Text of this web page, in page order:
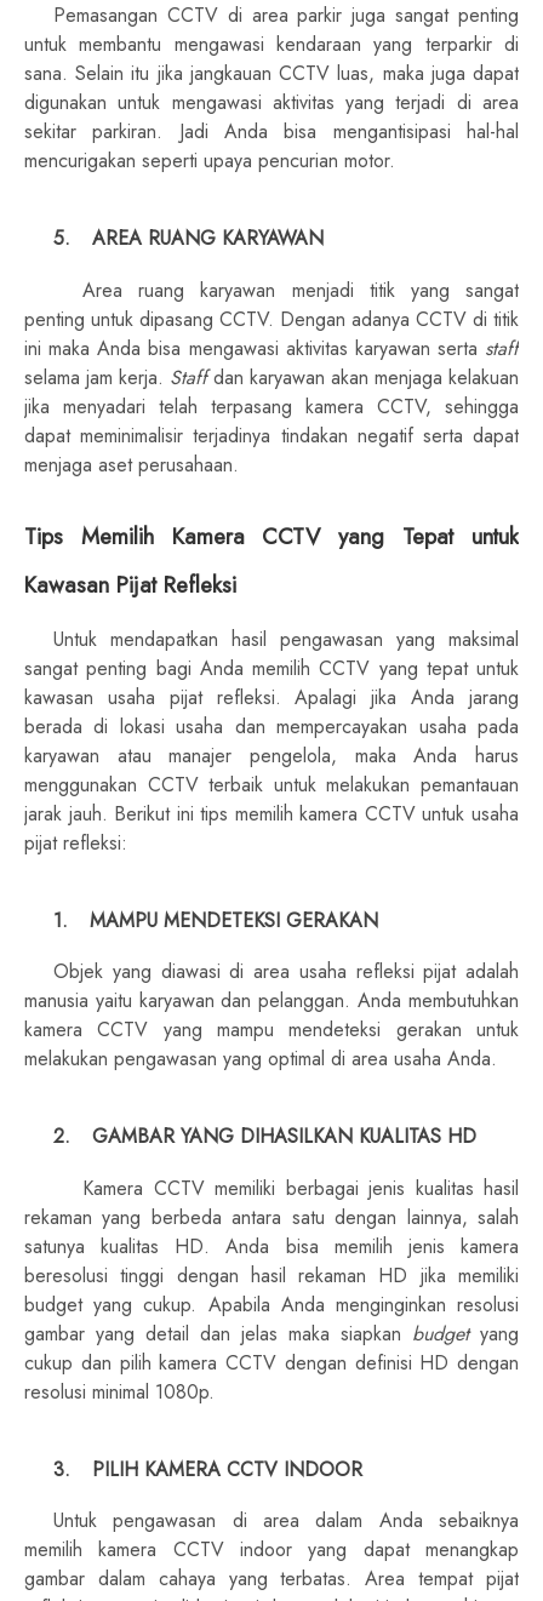
Pemasangan CCTV di area parkir juga sangat penting
untuk membantu mengawasi kendaraan yang terparkir di
sana. Selain itu jika jangkauan CCTV luas, maka juga dapat
digunakan untuk mengawasi aktivitas yang terjadi di area
sekitar parkiran. Jadi Anda bisa mengantisipasi hal-hal
mencurigakan seperti upaya pencurian motor.
5.
AREA RUANG KARYAWAN
Area ruang karyawan menjadi titik yang sangat
penting untuk dipasang CCTV. Dengan adanya CCTV di titik
ini maka Anda bisa mengawasi aktivitas karyawan serta staff
selama jam kerja. Staffdan karyawan akan menjaga kelakuan
jika menyadari telah terpasang kamera CCTV, sehingga
dapat meminimalisir terjadinya tindakan negatif serta dapat
menjaga aset perusahaan.
Tips Memilih Kamera CCTV yang Tepat untuk
Kawasan Pijat Refleksi
Untuk mendapatkan hasil pengawasan yang maksimal
sangat penting bagi Anda memilih CCTV yang tepat untuk
kawasan usaha pijat refleksi. Apalagi jika Anda jarang
berada di lokasi usaha dan mempercayakan usaha pada
karyawan atau manajer pengelola, maka Anda harus
menggunakan CCTV terbaik untuk melakukan pemantauan
jarak jauh. Berikut ini tips memilih kamera CCTV untuk usaha
pijat refleksi:
1.
MAMPU MENDETEKSI GERAKAN
Objek yang diawasi di area usaha refleksi pijat adalah
manusia yaitu karyawan dan pelanggan. Anda membutuhkan
kamera CCTV yang mampu mendeteksi gerakan untuk
melakukan pengawasan yang optimal di area usaha Anda.
2.
GAMBAR YANG DIHASILKAN KUALITAS HD
Kamera CCTV memiliki berbagai jenis kualitas hasil
rekaman yang berbeda antara satu dengan lainnya, salah
satunya kualitas HD. Anda bisa memilih jenis kamera
beresolusi tinggi dengan hasil rekaman HD jika memiliki
budget yang cukup. Apabila Anda menginginkan resolusi
gambar yang detail dan jelas maka siapkan budgetyang
cukup dan pilih kamera CCTV dengan definisi HD dengan
resolusi minimal 1080p.
3.
PILIH KAMERA CCTV INDOOR
Untuk pengawasan di area dalam Anda sebaiknya
memilih kamera CCTV indoor yang dapat menangkap
gambar dalam cahaya yang terbatas. Area tempat pijat